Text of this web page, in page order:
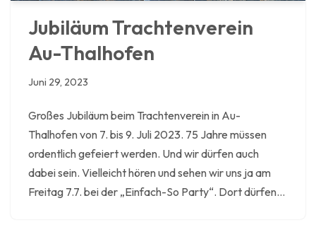
Jubiläum Trachtenverein
Au-Thalhofen
Juni 29, 2023
Großes Jubiläum beim Trachtenverein in Au-
Thalhofen von 7. bis 9. Juli 2023. 75 Jahre müssen
ordentlich gefeiert werden. Und wir dürfen auch
dabei sein. Vielleicht hören und sehen wir uns ja am
Freitag 7.7. bei der „Einfach-So Party“. Dort dürfen…